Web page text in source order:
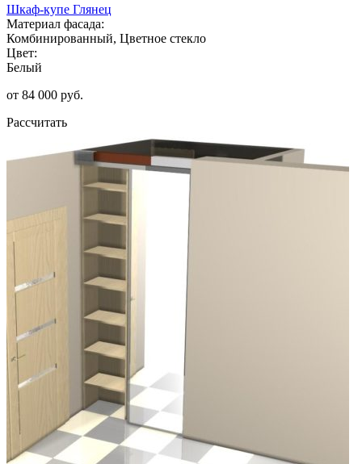
Шкаф-купе Глянец
Материал фасада:
Комбинированный, Цветное стекло
Цвет:
Белый
от 84 000 руб.
Рассчитать